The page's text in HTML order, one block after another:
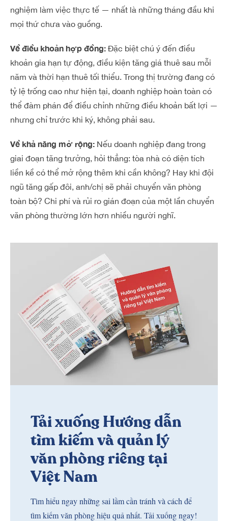
nghiệm làm việc thực tế — nhất là những tháng đầu khi
mọi thứ chưa vào guồng.
Về điều khoản hợp đồng: Đặc biệt chú ý đến điều
khoản gia hạn tự động, điều kiện tăng giá thuê sau mỗi
năm và thời hạn thuê tối thiểu. Trong thị trường đang có
tỷ lệ trống cao như hiện tại, doanh nghiệp hoàn toàn có
thể đàm phán để điều chỉnh những điều khoản bất lợi —
nhưng chỉ trước khi ký, không phải sau.
Về khả năng mở rộng: Nếu doanh nghiệp đang trong
giai đoạn tăng trưởng, hỏi thẳng: tòa nhà có diện tích
liền kề có thể mở rộng thêm khi cần không? Hay khi đội
ngũ tăng gấp đôi, anh/chị sẽ phải chuyển văn phòng
toàn bộ? Chi phí và rủi ro gián đoạn của một lần chuyển
văn phòng thường lớn hơn nhiều người nghĩ.
Tải xuống Hướng dẫn
tìm kiếm và quản lý
văn phòng riêng tại
Việt Nam
Tìm hiểu ngay những sai lầm cần tránh và cách để
tìm kiếm văn phòng hiệu quả nhất. Tải xuống ngay!